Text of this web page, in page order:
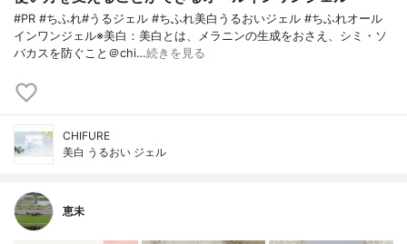
#PR #ちふれ#うるジェル #ちふれ美白うるおいジェル #ちふれオール
インワンジェル※美白：美白とは、メラニンの生成をおさえ、シミ・ソ
バカスを防ぐこと＠chi…続きを見る
CHIFURE
美白 うるおい ジェル
恵未